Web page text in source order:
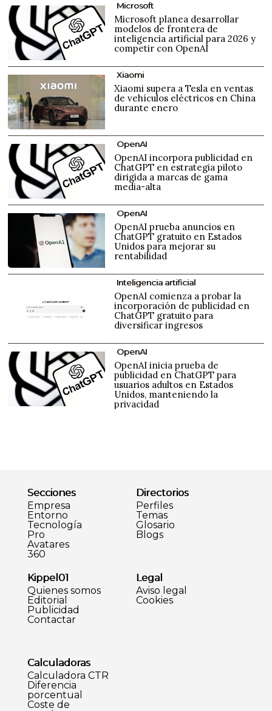
Microsoft
Microsoft planea desarrollar
modelos de frontera de
inteligencia artificial para 2026 y
competir con OpenAI
Xiaomi
Xiaomi supera a Tesla en ventas
de vehículos eléctricos en China
durante enero
OpenAI
OpenAI incorpora publicidad en
ChatGPT en estrategia piloto
dirigida a marcas de gama
media-alta
OpenAI
OpenAI prueba anuncios en
ChatGPT gratuito en Estados
Unidos para mejorar su
rentabilidad
Inteligencia artificial
OpenAI comienza a probar la
incorporación de publicidad en
ChatGPT gratuito para
diversificar ingresos
OpenAI
OpenAI inicia prueba de
publicidad en ChatGPT para
usuarios adultos en Estados
Unidos, manteniendo la
privacidad
Secciones
Empresa
Entorno
Tecnología
Pro
Avatares
360
Directorios
Perfiles
Temas
Glosario
Blogs
Kippel01
Quienes somos
Editorial
Publicidad
Contactar
Legal
Aviso legal
Cookies
Calculadoras
Calculadora CTR
Diferencia
porcentual
Coste de